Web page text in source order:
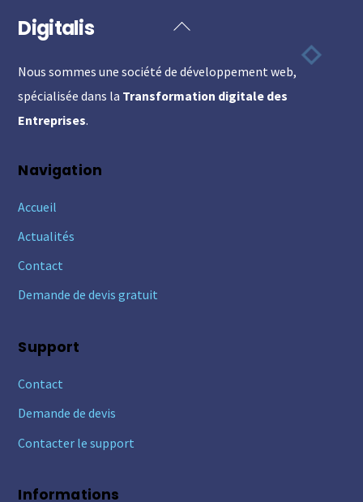
Back
Top
Digitalis
Nous sommes une société de développement web,
spécialisée dans la Transformation digitale des
Entreprises.
Navigation
Accueil
Actualités
Contact
Demande de devis gratuit
Support
Contact
Demande de devis
Contacter le support
Informations